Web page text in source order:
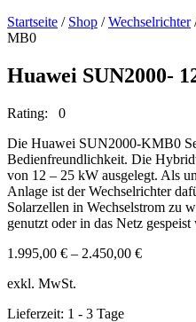
Startseite / Shop /Wechselrichter
MB0
Huawei SUN2000-
Rating: 0
Die Huawei SUN2000-KMB0
Bedienfreundlichkeit. Die
von 12 – 25 kW ausgelegt. Als
Anlage ist der Wechselrichter
Solarzellen in Wechselstrom zu
genutzt oder in das Netz gespeist
1.995,00 € – 2.450,00 €
exkl. MwSt.
Lieferzeit: 1 - 3 Tage